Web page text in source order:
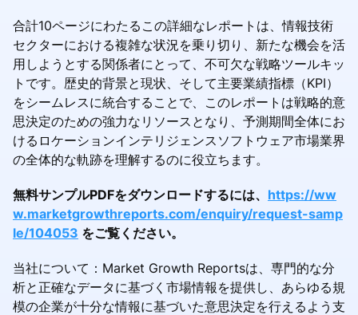
合計10ページにわたるこの詳細なレポートは、情報技術
セクターにおける複雑な状況を乗り切り、新たな機会を活
用しようとする関係者にとって、不可欠な戦略ツールキッ
トです。歴史的背景と現状、そして主要業績指標（KPI）
をシームレスに統合することで、このレポートは戦略的意
思決定のための強力なリソースとなり、予測期間全体にお
けるロケーションインテリジェンスソフトウェア市場業界
の全体的な軌跡を理解するのに役立ちます。
無料サンプルPDFをダウンロードするには、 https://ww
w.marketgrowthreports.com/enquiry/request-samp
le/104053 をご覧ください。
当社について：Market Growth Reportsは、専門的な分
析と正確なデータに基づく市場情報を提供し、あらゆる規
模の企業が十分な情報に基づいた意思決定を行えるよう支